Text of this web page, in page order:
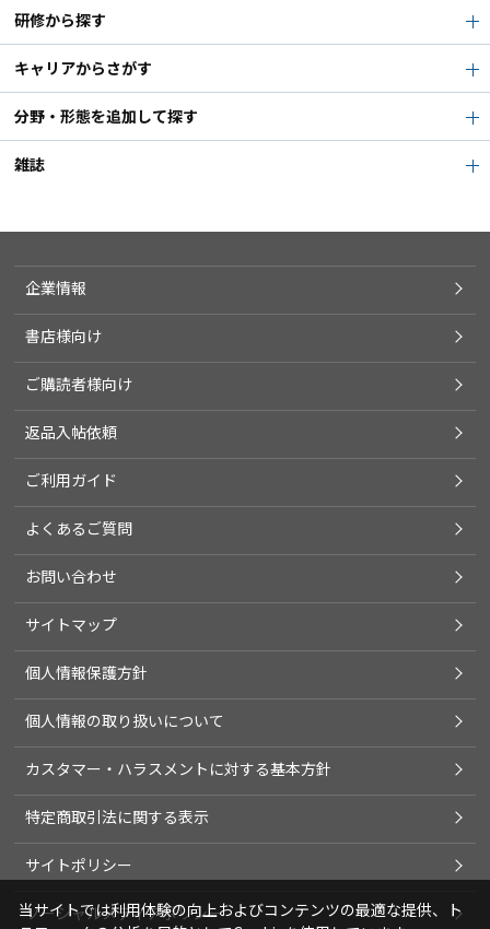
研修から探す
キャリアからさがす
分野・形態を追加して探す
雑誌
企業情報
書店様向け
ご購読者様向け
返品入帖依頼
ご利用ガイド
よくあるご質問
お問い合わせ
サイトマップ
個人情報保護方針
個人情報の取り扱いについて
カスタマー・ハラスメントに対する基本方針
特定商取引法に関する表示
サイトポリシー
ソーシャルメディアポリシー
当サイトでは利用体験の向上およびコンテンツの最適な提供、ト